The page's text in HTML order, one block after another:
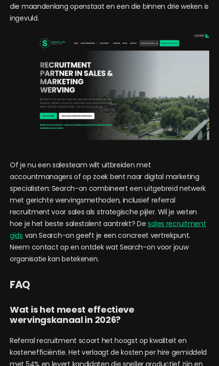
die maandenlang openstaat en een die binnen drie weken is
ingevuld.
Of je nu een salesteam wilt uitbreiden met
accountmanagers of op zoek bent naar digital marketing
specialisten: Search-on combineert een uitgebreid netwerk
met gerichte wervingsmethoden, inclusief referral
recruitment voor sales als strategische pijler. Wil je weten
hoe je het beste salestalent aantrekt? Desales recruitment
gids van Search-on geeft je een concreet vertrekpunt.
Neem contact op en ontdek wat Search-on voor jouw
organisatie kan betekenen.
FAQ
Wat is het meest effectieve
wervingskanaal in 2026?
Referral recruitment scoort het hoogst op kwaliteit en
kostenefficiëntie. Het verlaagt de kosten per hire gemiddeld